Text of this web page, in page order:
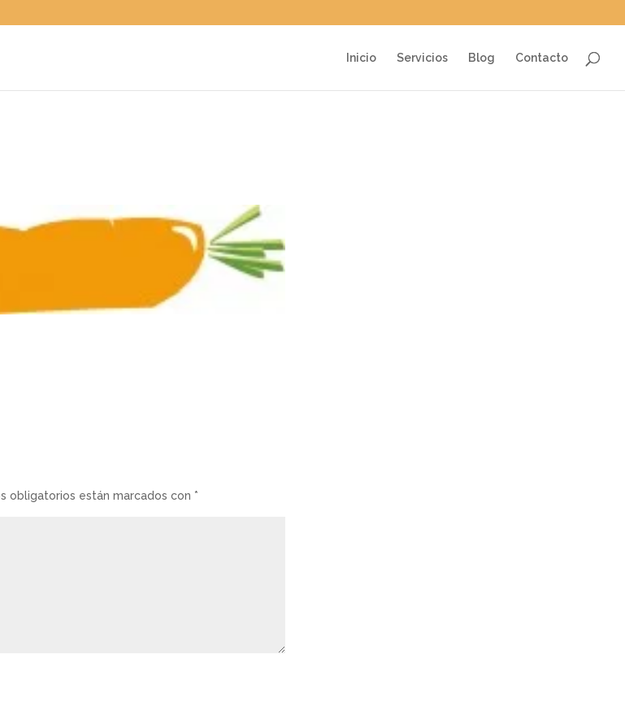
Inicio Servicios Blog Contacto
obligatorios están marcados con *